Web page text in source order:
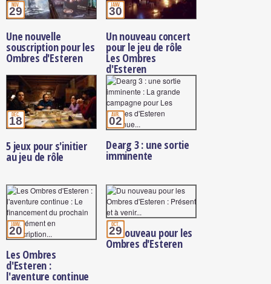
nov.
29
Une nouvelle
souscription pour les
Ombres d'Esteren
janv.
30
Un nouveau concert
pour le jeu de rôle
Les Ombres
d'Esteren
déc.
18
5 jeux pour s'initier
au jeu de rôle
avr.
02
Dearg 3 : une sortie
imminente
janv.
20
Les Ombres
d'Esteren :
l'aventure continue
oct.
29
Du nouveau pour les
Ombres d'Esteren